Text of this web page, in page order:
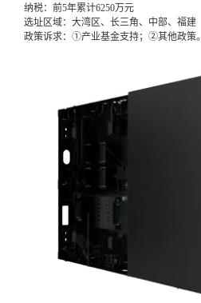
纳税： 前5年累计6250万元
选址区域： 大湾区、长三角、中部、福建
政策诉求： ①产业基金支持；②其他政策。